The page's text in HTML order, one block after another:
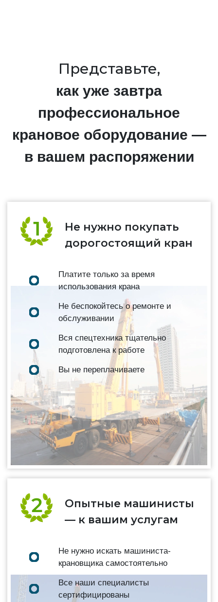
Представьте,
как уже завтра
профессиональное
крановое оборудование —
в вашем распоряжении
Не нужно покупать
дорогостоящий кран
Платите только за время
использования крана
Не беспокойтесь о ремонте и
обслуживании
Вся спецтехника тщательно
подготовлена к работе
Вы не переплачиваете
Опытные машинисты
— к вашим услугам
Не нужно искать машиниста-
крановщика самостоятельно
Все наши специалисты
сертифицированы